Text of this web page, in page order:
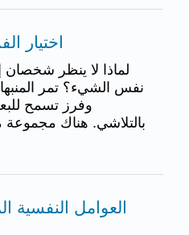
11.4:
لماذا لا ينظر شخصان
نفس الشيء؟ تمر
وفرز تسمح
بالتلاشي. هناك مجموعة